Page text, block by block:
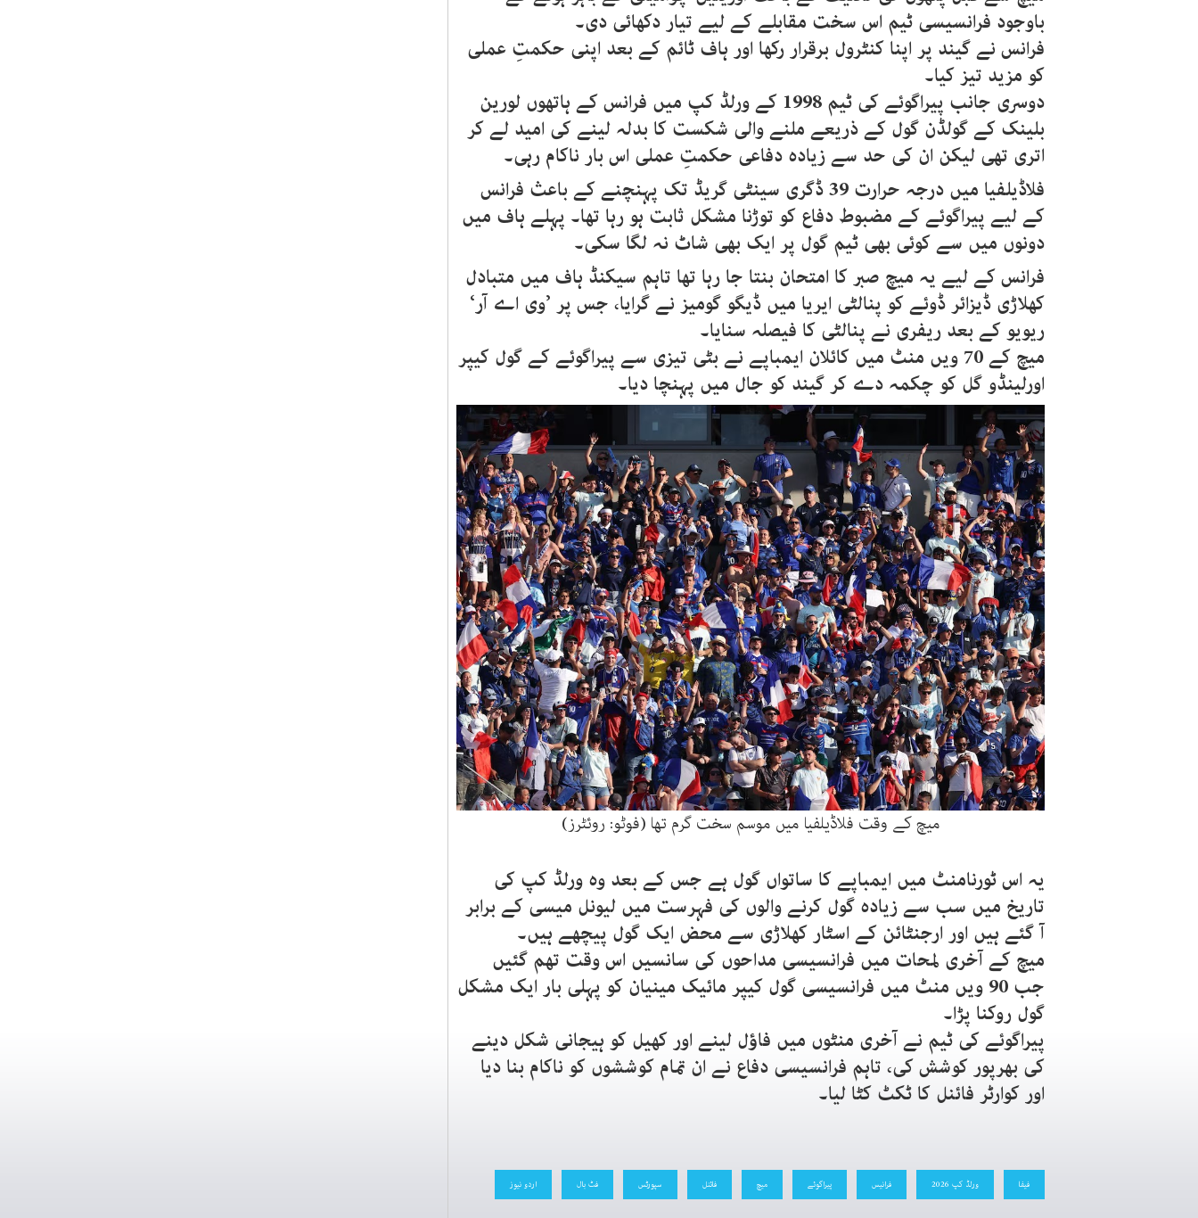
باوجود فرانسیسی ٹیم اس سخت مقابلے کے لیے تیار دکھائی دی۔
فرانس نے گیند پر اپنا کنٹرول برقرار رکھا اور ہاف ٹائم کے بعد اپنی حکمتِ عملی
کو مزید تیز کیا۔
دوسری جانب پیراگوئے کی ٹیم 1998 کے ورلڈ کپ میں فرانس کے ہاتھوں لورین
بلینک کے گولڈن گول کے ذریعے ملنے والی شکست کا بدلہ لینے کی امید لے کر
اتری تھی لیکن ان کی حد سے زیادہ دفاعی حکمتِ عملی اس بار ناکام رہی۔
فلاڈیلفیا میں درجہ حرارت 39 ڈگری سینٹی گریڈ تک پہنچنے کے باعث فرانس
کے لیے پیراگوئے کے مضبوط دفاع کو توڑنا مشکل ثابت ہو رہا تھا۔ پہلے ہاف میں
دونوں میں سے کوئی بھی ٹیم گول پر ایک بھی شاٹ نہ لگا سکی۔
فرانس کے لیے یہ میچ صبر کا امتحان بنتا جا رہا تھا تاہم سیکنڈ ہاف میں متبادل
کھلاڑی ڈیزائر ڈوئے کو پنالٹی ایریا میں ڈیگو گومیز نے گرایا، جس پر ’وی اے آر‘
ریویو کے بعد ریفری نے پنالٹی کا فیصلہ سنایا۔
میچ کے 70 ویں منٹ میں کائلان ایمباپے نے بٹی تیزی سے پیراگوئے کے گول کیپر
اورلینڈو گل کو چکمہ دے کر گیند کو جال میں پہنچا دیا۔
میچ کے وقت فلاڈیلفیا میں موسم سخت گرم تھا (فوٹو: روئٹرز)
یہ اس ٹورنامنٹ میں ایمباپے کا ساتواں گول ہے جس کے بعد وہ ورلڈ کپ کی
تاریخ میں سب سے زیادہ گول کرنے والوں کی فہرست میں لیونل میسی کے برابر
آ گئے ہیں اور ارجنٹائن کے اسٹار کھلاڑی سے محض ایک گول پیچھے ہیں۔
میچ کے آخری لمحات میں فرانسیسی مداحوں کی سانسیں اس وقت تھم گئیں
جب 90 ویں منٹ میں فرانسیسی گول کیپر مائیک مینیان کو پہلی بار ایک مشکل
گول روکنا پڑا۔
پیراگوئے کی ٹیم نے آخری منٹوں میں فاؤل لینے اور کھیل کو ہیجانی شکل دینے
کی بھرپور کوشش کی، تاہم فرانسیسی دفاع نے ان تمام کوششوں کو ناکام بنا دیا
اور کوارٹر فائنل کا ٹکٹ کٹا لیا۔
فیفا ورلڈ کپ 2026 فرانیس پیراگوئے میچ فائنل سپورٹس فٹ بال اردو نیوز